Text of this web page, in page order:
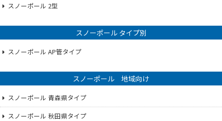
スノーポール 2型
スノーポール タイプ別
スノーポール AP管タイプ
スノーポール 地域向け
スノーポール 青森県タイプ
スノーポール 秋田県タイプ